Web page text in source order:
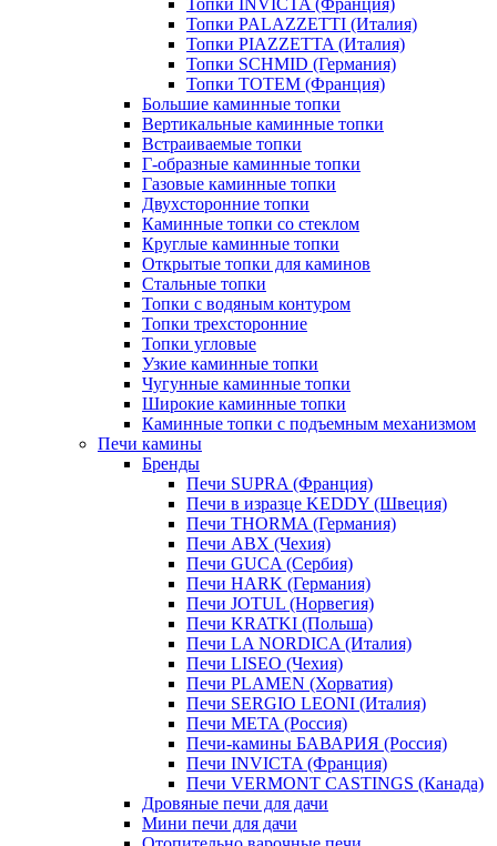
Топки INVICTA (Франция)
Топки PALAZZETTI (Италия)
Топки PIAZZETTA (Италия)
Топки SCHMID (Германия)
Топки TOTEM (Франция)
Большие каминные топки
Вертикальные каминные топки
Встраиваемые топки
Г-образные каминные топки
Газовые каминные топки
Двухсторонние топки
Каминные топки со стеклом
Круглые каминные топки
Открытые топки для каминов
Стальные топки
Топки с водяным контуром
Топки трехсторонние
Топки угловые
Узкие каминные топки
Чугунные каминные топки
Широкие каминные топки
Каминные топки с подъемным механизмом
Печи камины
Бренды
Печи SUPRA (Франция)
Печи в изразце KEDDY (Швеция)
Печи THORMA (Германия)
Печи ABX (Чехия)
Печи GUCA (Сербия)
Печи HARK (Германия)
Печи JOTUL (Норвегия)
Печи KRATKI (Польша)
Печи LA NORDICA (Италия)
Печи LISEO (Чехия)
Печи PLAMEN (Хорватия)
Печи SERGIO LEONI (Италия)
Печи META (Россия)
Печи-камины БАВАРИЯ (Россия)
Печи INVICTA (Франция)
Печи VERMONT CASTINGS (Канада)
Дровяные печи для дачи
Мини печи для дачи